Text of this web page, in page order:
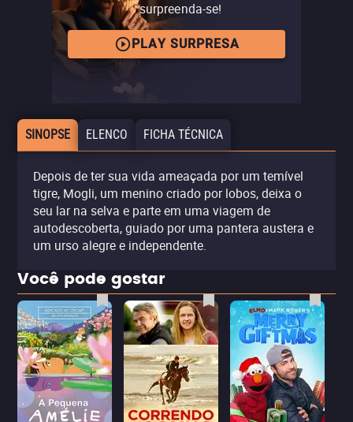
surpreenda-se!
PLAY SURPRESA
SINOPSE ELENCO FICHA TÉCNICA
Depois de ter sua vida ameaçada por um temível
tigre, Mogli, um menino criado por lobos, deixa o
seu lar na selva e parte em uma viagem de
autodescoberta, guiado por uma pantera austera e
um urso alegre e independente.
Você pode gostar